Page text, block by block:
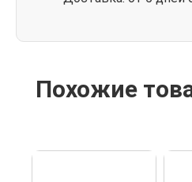
Похожие